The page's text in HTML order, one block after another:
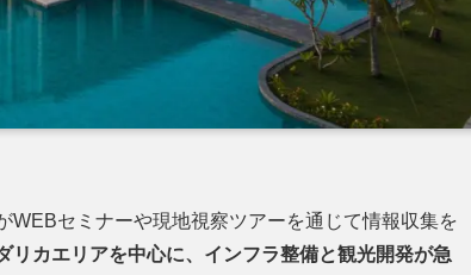
WEBセミナーや現地視察ツアーを通じて情報収集を
リカエリアを中心に、インフラ整備と観光開発が急